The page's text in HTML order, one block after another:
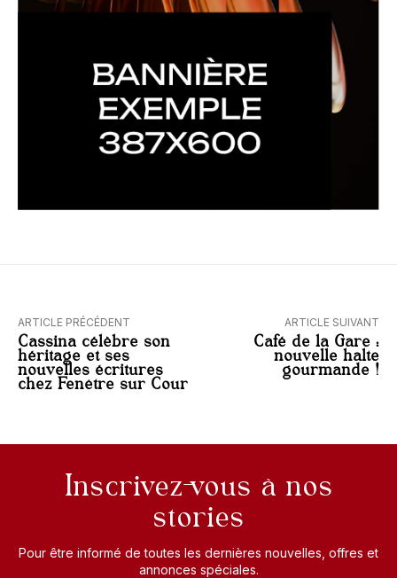
ARTICLE PRÉCÉDENT
Cassina célèbre son
héritage et ses
nouvelles écritures
chez Fenêtre sur Cour
ARTICLE SUIVANT
Café de la Gare :
nouvelle halte
gourmande !
Inscrivez-vous à nos
stories
Pour être informé de toutes les dernières nouvelles, offres et
annonces spéciales.